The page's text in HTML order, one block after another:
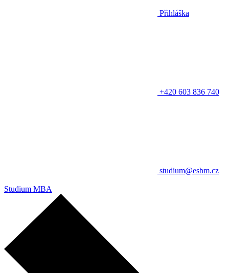
Přihláška
+420 603 836 740
studium@esbm.cz
Studium MBA